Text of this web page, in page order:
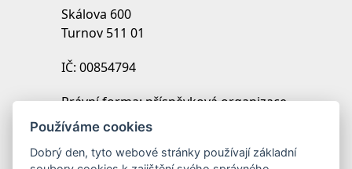
Skálova 600
Turnov 511 01
IČ: 00854794
Právní forma: příspěvková organizace
IZO: 102454027
Používáme cookies
Dobrý den, tyto webové stránky používají základní